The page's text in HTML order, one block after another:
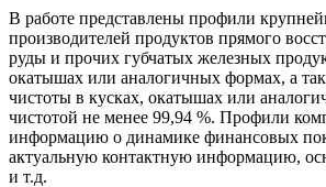
В работе представлены профили
производителей продуктов прямого
руды и прочих губчатых железных
окатышах или аналогичных формах, а
чистоты в кусках, окатышах или
чистотой не менее 99,94 %. Профили
информацию о динамике финансовых
актуальную контактную информацию,
и т.д.